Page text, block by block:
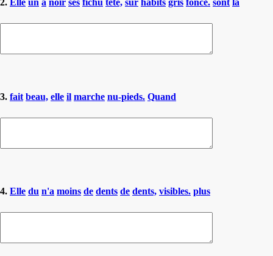
3. fait beau, elle il marche nu-pieds. Quand
4. Elle du n'a moins de dents de dents, visibles. plus